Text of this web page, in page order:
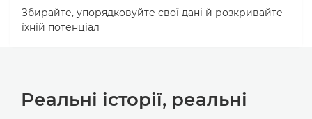
Збирайте, упорядковуйте свої дані й розкривайте
їхній потенціал
Реальні історії, реальні